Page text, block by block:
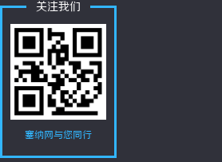
关注我们
塞纳网与您同行